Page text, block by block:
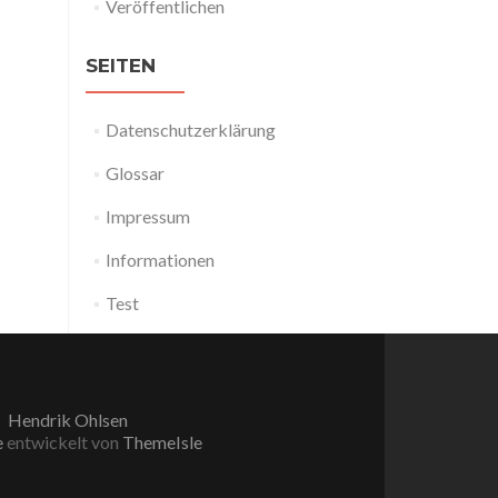
Veröffentlichen
SEITEN
Datenschutzerklärung
Glossar
Impressum
Informationen
Test
Hendrik Ohlsen
entwickelt von ThemeIsle